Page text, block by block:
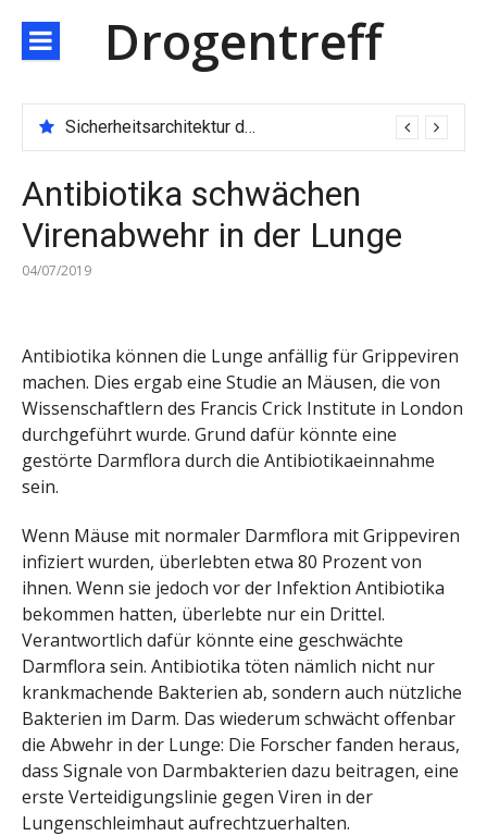
zum
Inhalt
Drogentreff
Sicherheitsarchitektur der nächsten Generation: JARXE kombiniert Multi-Wallet und MPC als Schutzschild für digitales Vertrauen
Antibiotika schwächen
Virenabwehr in der Lunge
04/07/2019
Antibiotika können die Lunge anfällig für Grippeviren
machen. Dies ergab eine Studie an Mäusen, die von
Wissenschaftlern des Francis Crick Institute in London
durchgeführt wurde. Grund dafür könnte eine
gestörte Darmflora durch die Antibiotikaeinnahme
sein.
Wenn Mäuse mit normaler Darmflora mit Grippeviren
infiziert wurden, überlebten etwa 80 Prozent von
ihnen. Wenn sie jedoch vor der Infektion Antibiotika
bekommen hatten, überlebte nur ein Drittel.
Verantwortlich dafür könnte eine geschwächte
Darmflora sein. Antibiotika töten nämlich nicht nur
krankmachende Bakterien ab, sondern auch nützliche
Bakterien im Darm. Das wiederum schwächt offenbar
die Abwehr in der Lunge: Die Forscher fanden heraus,
dass Signale von Darmbakterien dazu beitragen, eine
erste Verteidigungslinie gegen Viren in der
Lungenschleimhaut aufrechtzuerhalten.